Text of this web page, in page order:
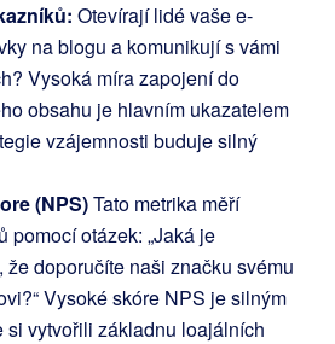
Otevírají lidé vaše e-
na blogu a komunikují s vámi
Vysoká míra zapojení do
obsahu je hlavním ukazatelem
vzájemnosti buduje silný
(NPS)Tato metrika měří
pomocí otázek: „Jaká je
doporučíte naši značku svému
Vysoké skóre NPS je silným
si vytvořili základnu loajálních